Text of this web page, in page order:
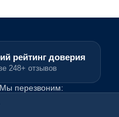
рейтинг доверия
248+ отзывов
перезвоним: